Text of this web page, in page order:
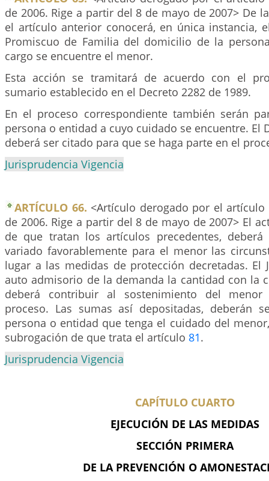
de 2006. Rige a partir del 8 de mayo de 2007> De
el artículo anterior conocerá, en única instancia,
Promiscuo de Familia del domicilio de la
cargo se encuentre el menor.
Esta acción se tramitará de acuerdo con el
sumario establecido en el Decreto 2282 de 1989.
En el proceso correspondiente también serán
persona o entidad a cuyo cuidado se encuentre. El
deberá ser citado para que se haga parte en el
Jurisprudencia Vigencia
ARTÍCULO 66. <Artículo derogado por el artículo
de 2006. Rige a partir del 8 de mayo de 2007> El
de que tratan los artículos precedentes,
variado favorablemente para el menor las
lugar a las medidas de protección decretadas. El
auto admisorio de la demanda la cantidad con la
deberá contribuir al sostenimiento del
proceso. Las sumas así depositadas, deberán
persona o entidad que tenga el cuidado del
subrogación de que trata el artículo 81.
Jurisprudencia Vigencia
CAPÍTULO CUARTO
EJECUCIÓN DE LAS MEDIDAS
SECCIÓN PRIMERA
DE LA PREVENCIÓN O